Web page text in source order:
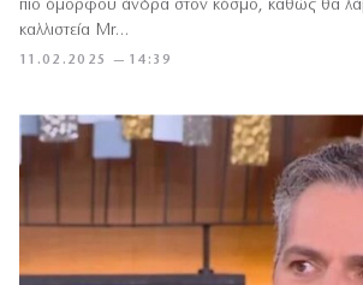
11.02.2025 — 14:39
πιο όμορφου άνδρα στον κόσμο, καθώς θα
καλλιστεία Mr…